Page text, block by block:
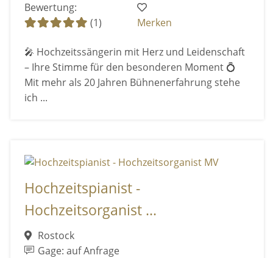
Bewertung:
(1)
Merken
🎤 Hochzeitssängerin mit Herz und Leidenschaft
– Ihre Stimme für den besonderen Moment 💍
Mit mehr als 20 Jahren Bühnenerfahrung stehe
ich ...
Hochzeitspianist -
Hochzeitsorganist ...
Rostock
Gage: auf Anfrage